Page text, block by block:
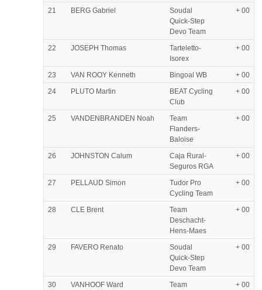
21 BERG Gabriel
Soudal
Quick-Step
Devo Team
+ 00
22 JOSEPH Thomas
Tarteletto-
Isorex
+ 00
23 VAN ROOY Kenneth Bingoal WB
+ 00
24
PLUTO Martin
BEAT Cycling
Club
+ 00
25 VANDENBRANDEN Noah
Team
Flanders-
Baloise
+ 00
26 JOHNSTON Calum
Caja Rural-
Seguros RGA
+ 00
27 PELLAUD Simon
Tudor Pro
Cycling Team
+ 00
28 CLE Brent
Team
Deschacht-
Hens-Maes
+ 00
29 FAVERO Renato
Soudal
Quick-Step
Devo Team
+ 00
30 VANHOOF Ward
Team
+ 00